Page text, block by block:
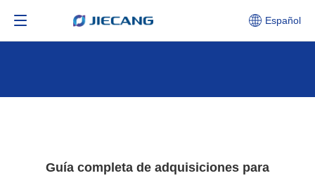
Español
Guía completa de adquisiciones para